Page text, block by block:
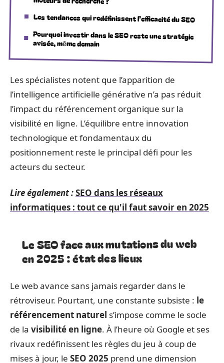
Les tendances qui redéfinissent l’efficacité du SEO
Pourquoi investir dans le SEO reste une stratégie
avisée, même demain
Les spécialistes notent que l’apparition de
l’intelligence artificielle générative n’a pas réduit
l’impact du référencement organique sur la
visibilité en ligne. L’équilibre entre innovation
technologique et fondamentaux du
positionnement reste le principal défi pour les
acteurs du secteur.
Lire également :SEO dans les réseaux
informatiques : tout ce qu'il faut savoir en 2025
Le SEO face aux mutations du web
en 2025 : état des lieux
Le web avance sans jamais regarder dans le
rétroviseur. Pourtant, une constante subsiste : le
référencement naturel s’impose comme le socle
de la visibilité en ligne. À l’heure où Google et ses
rivaux redéfinissent les règles du jeu à coup de
mises à jour, le SEO 2025 prend une dimension